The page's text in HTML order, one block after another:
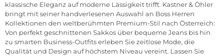
klassische Eleganz auf moderne Lässigkeit trifft. Kastner & Öhler
bringt mit seiner handverlesenen Auswahl an Boss Herren
Kollektionen den weltberühmten Premium-Stil nach Österreich:
Von perfekt geschnittenen Sakkos über bequeme Jeans bis hin
zu smarten Business-Outfits erleben Sie zeitlose Mode, die
Qualität und Design auf höchstem Niveau vereint. Lassen Sie